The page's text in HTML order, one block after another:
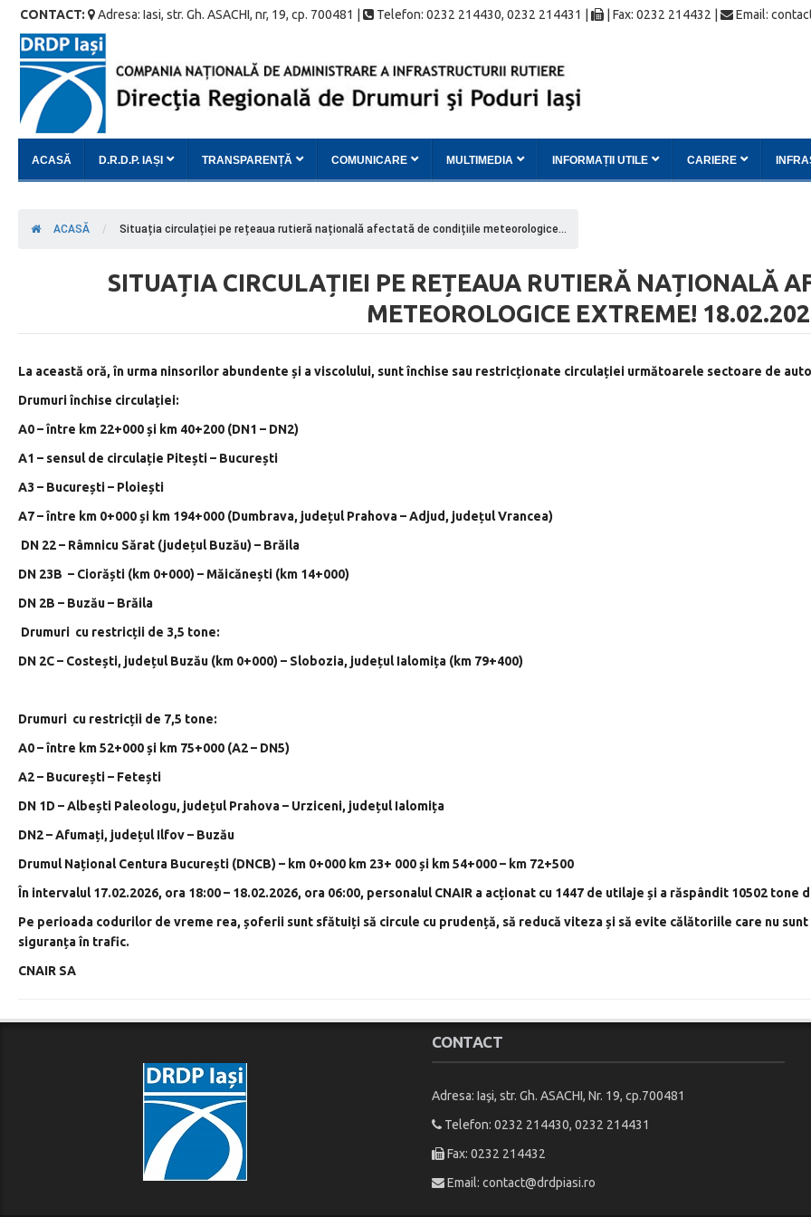
CONTACT: Adresa: Iasi, str. Gh. ASACHI, nr, 19, cp. 700481 | Telefon: 0232 214430, 0232 214431 | | Fax: 0232 214432 | Email:
ACASĂ D.R.D.P. IAȘI TRANSPARENȚĂ COMUNICARE MULTIMEDIA INFORMAȚII UTILE CARIERE
ACASĂ / Situația circulației pe rețeaua rutieră națională afectată de condițiile meteorologice...
SITUAȚIA CIRCULAȚIEI PE REȚEAUA RUTIERĂ NAȚIONALĂ
METEOROLOGICE EXTREME!
La această oră, în urma ninsorilor abundente și a viscolului, sunt închise sau restricționate circulației următoarele sectoare de
Drumuri închise circulației:
A0 – între km 22+000 și km 40+200 (DN1 – DN2)
A1 – sensul de circulație Pitești – București
A3 – București – Ploiești
A7 – între km 0+000 și km 194+000 (Dumbrava, județul Prahova – Adjud, județul Vrancea)
DN 22 – Râmnicu Sărat (județul Buzău) – Brăila
DN 23B – Ciorăști (km 0+000) – Măicănești (km 14+000)
DN 2B – Buzău – Brăila
Drumuri cu restricții de 3,5 tone:
DN 2C – Costești, județul Buzău (km 0+000) – Slobozia, județul Ialomița (km 79+400)
Drumuri cu restricții de 7,5 tone:
A0 – între km 52+000 și km 75+000 (A2 – DN5)
A2 – București – Fetești
DN 1D – Albești Paleologu, județul Prahova – Urziceni, județul Ialomița
DN2 – Afumați, județul Ilfov – Buzău
Drumul Național Centura București (DNCB) – km 0+000 km 23+ 000 și km 54+000 – km 72+500
În intervalul 17.02.2026, ora 18:00– 18.02.2026, ora 06:00, personalul CNAIR a acționat cu 1447 de utilaje și a răspândit 10502
Pe perioada codurilor de vreme rea, șoferii sunt sfătuiți să circule cu prudență, să reducă viteza și să evite călătoriile care nu
siguranța în trafic.
CNAIR SA
CONTACT
Adresa: Iaşi, str. Gh. ASACHI, Nr. 19, cp.700481
Telefon: 0232 214430, 0232 214431
Fax: 0232 214432
Email: contact@drdpiasi.ro